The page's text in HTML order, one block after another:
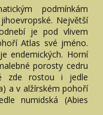
podmínkám
Největší
je pod vlivem
Atlas své jméno.
endemických. Horní
porosty cedru
zde rostou i jedle
a v alžírském pohoří
numidská (Abies